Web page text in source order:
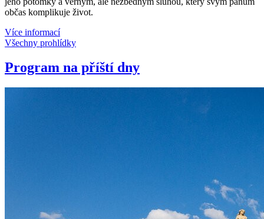
občas komplikuje život.
Více informací
Všechny prohlídky
Program na příští dny